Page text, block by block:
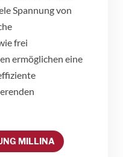
Spannung von
frei
ermöglichen eine
MILLINA